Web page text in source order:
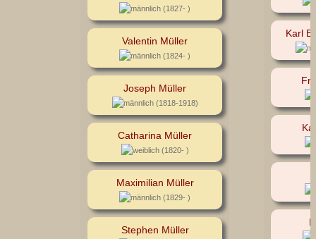
(1827- )
Valentin Müller
(1824- )
Joseph Müller
(1818-1918)
Catharina Müller
(1820- )
Maximilian Müller
(1829- )
Stephen Müller
Karl